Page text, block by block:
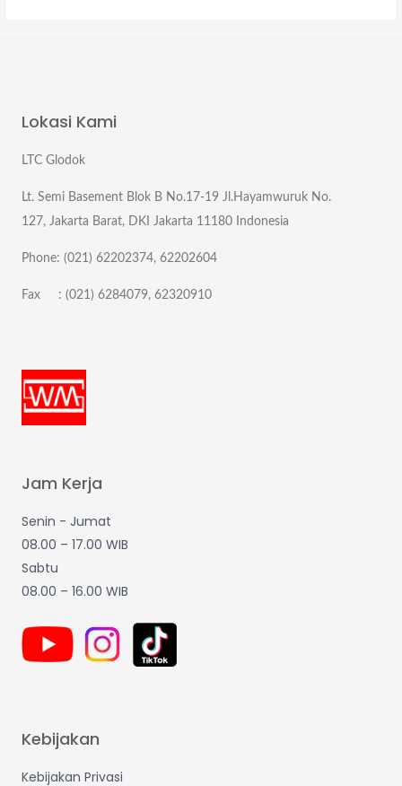
Lokasi Kami
LTC Glodok
Lt. Semi Basement Blok B No.17-19 Jl.Hayamwuruk No.
127, Jakarta Barat, DKI Jakarta 11180 Indonesia
Phone: (021) 62202374, 62202604
Fax : (021) 6284079, 62320910
Jam Kerja
Senin - Jumat
08.00 – 17.00 WIB
Sabtu
08.00 – 16.00 WIB
Kebijakan
Kebijakan Privasi